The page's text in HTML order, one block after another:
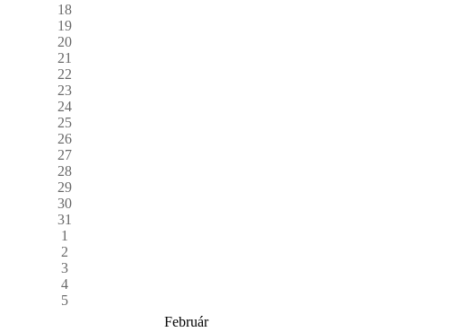
18
19
20
21
22
23
24
25
26
27
28
29
30
31
1
2
3
4
5
Február